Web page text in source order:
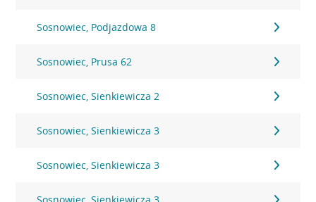
Sosnowiec, Podjazdowa 8
Sosnowiec, Prusa 62
Sosnowiec, Sienkiewicza 2
Sosnowiec, Sienkiewicza 3
Sosnowiec, Sienkiewicza 3